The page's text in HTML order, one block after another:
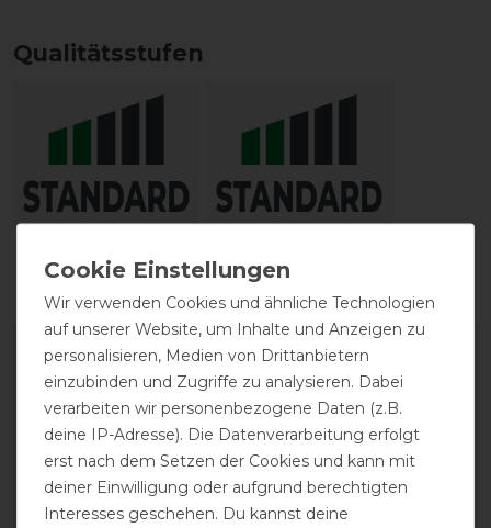
Qualitätsstufen
EXCELLENT
Wir verwenden Cookies und ähnliche Technologien
auf unserer Website, um Inhalte und Anzeigen zu
personalisieren, Medien von Drittanbietern
einzubinden und Zugriffe zu analysieren. Dabei
verarbeiten wir personenbezogene Daten (z.B.
deine IP-Adresse). Die Datenverarbeitung erfolgt
erst nach dem Setzen der Cookies und kann mit
deiner Einwilligung oder aufgrund berechtigten
Interesses geschehen. Du kannst deine